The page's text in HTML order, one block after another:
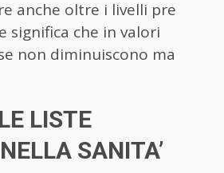
anche oltre i livelli pre
significa che in valori
non diminuiscono ma
LISTE
SANITA’